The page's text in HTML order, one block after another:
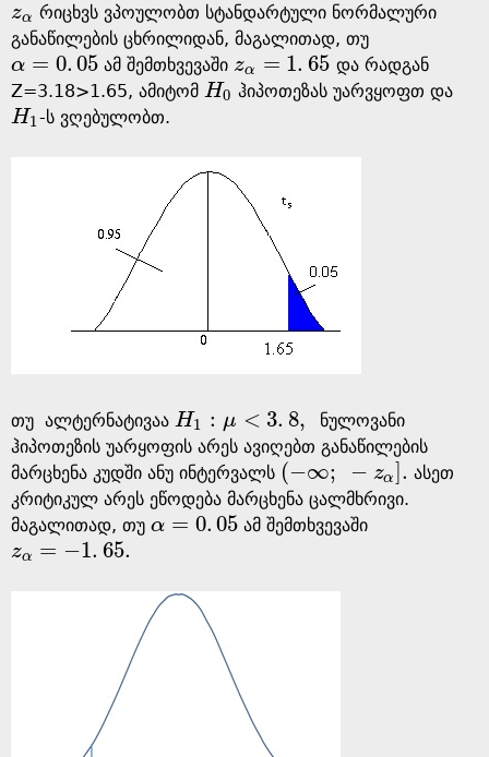
zα
zα რიცხვს ვპოულობთ სტანდარტული ნორმალური
განაწილების ცხრილიდან, მაგალითად, თუ
α = 0. 05
α=0 05 ამ შემთხვევაში zα = 1. 65
zα =1 65
და რადგან
Z=3.18>1.65, ამიტომ H0
H0 ჰიპოთეზას უარვყოფთ და
H1
H1 -ს ვღებულობთ.
თუ ალტერნატივაა H1 : μ < 3. 8,
H1 μ <3 .8,
ნულოვანი
ჰიპოთეზის უარყოფის არეს ავიღებთ განაწილების
მარცხენა კუდში ანუ ინტერვალს (−∞; − zα].
( -∞; -zα ].
ასეთ
კრიტიკულ არეს ეწოდება მარცხენა ცალმხრივი.
მაგალითად, თუ α = 0. 05
α=0 05 ამ შემთხვევაში
zα = −1. 65.
zα =-1 .65.